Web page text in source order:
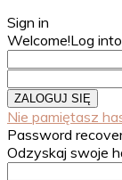
Sign in
Welcome!Log
Nie pamiętasz
Password
Odzyskaj swoje